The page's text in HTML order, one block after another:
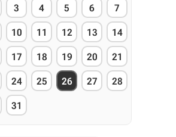
3 4 5 6 7
10 11 12 13 14
17 18 19 20 21
24 25 26 27 28
31